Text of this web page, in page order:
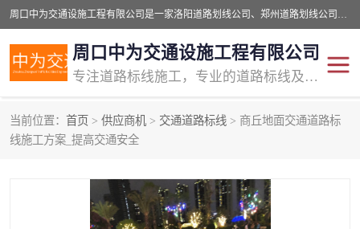
周口中为交通设施工程有限公司是一家洛阳道路划线公司、郑州道路划线公司、平顶山道路车位划线公司、开封车位划线公司、许昌道路车位划线公司、漯河道路车位划线公司，公司始终坚持“诚信、匠心、专注”的宗旨；我们的经营理念是：的服务。
周口中为交通设施工程有限公司
专注道路标线施工，专业的道路标线及交通设施施工服务商!
当前位置： 首页 > 供应商机 > 交通道路标线 > 商丘地面交通道路标
线施工方案_提高交通安全
交通道路标线
道路标线划线 马路标线
道路划线